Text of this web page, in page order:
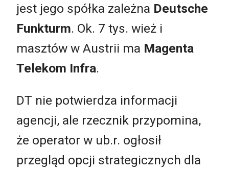
jest jego spółka zależna Deutsche
Funkturm. Ok. 7 tys. wież i
masztów w Austrii ma Magenta
Telekom Infra.
DT nie potwierdza informacji
agencji, ale rzecznik przypomina,
że operator w ub.r. ogłosił
przegląd opcji strategicznych dla